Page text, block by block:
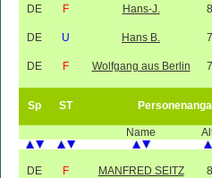
DE F Hans-J.
DE U Hans B.
DE F Wolfgang aus Berlin
Sp ST
Name
DE F MANFRED SEITZ